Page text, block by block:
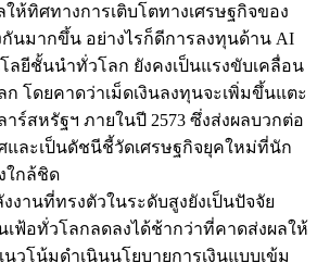
ห้ทิศทางการเติบโตทางเศรษฐกิจของ
นมากขึ้น อย่างไรก็ดีการลงทุนด้าน AI
ยีชั้นนำทั่วโลก ยังคงเป็นแรงขับเคลื่อน
โดยคาดว่าเม็ดเงินลงทุนจะเพิ่มขึ้นแตะ
ร์สหรัฐฯ ภายในปี 2573 ซึ่งส่งผลบวกต่อ
และเป็นดัชนีชี้วัดเศรษฐกิจยุคใหม่ที่นัก
ใกล้ชิด
งานที่ทรงตัวในระดับสูงยังเป็นปัจจัย
ฟ้อทั่วโลกลดลงได้ช้ากว่าที่คาดส่งผลให้
วโน้มดำเนินนโยบายการเงินแบบเข้ม